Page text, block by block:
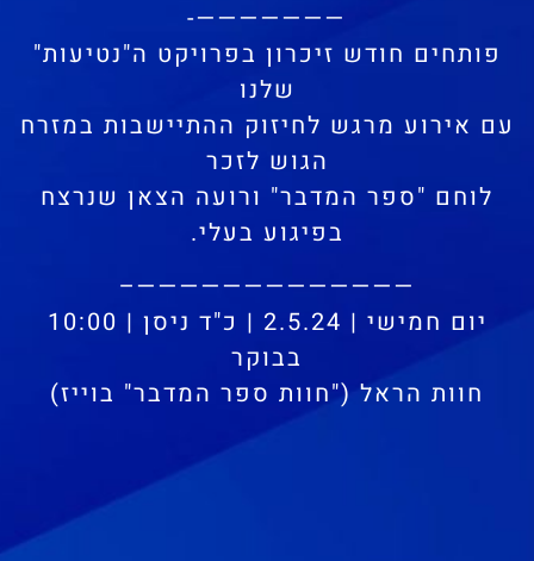
———————-
פותחים חודש זיכרון בפרויקט ה"נטיעות"
שלנו
עם אירוע מרגש לחיזוק ההתיישבות במזרח
הגוש לזכר
לוחם "ספר המדבר" ורועה הצאן שנרצח
בפיגוע בעלי.
—————————————–
יום חמישי | 2.5.24 | כ"ד ניסן | 10:00
בבוקר
חוות הראל ("חוות ספר המדבר" בוייז)